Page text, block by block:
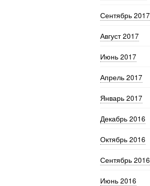
Сентябрь 2017
Август 2017
Июнь 2017
Апрель 2017
Январь 2017
Декабрь 2016
Октябрь 2016
Сентябрь 2016
Июнь 2016